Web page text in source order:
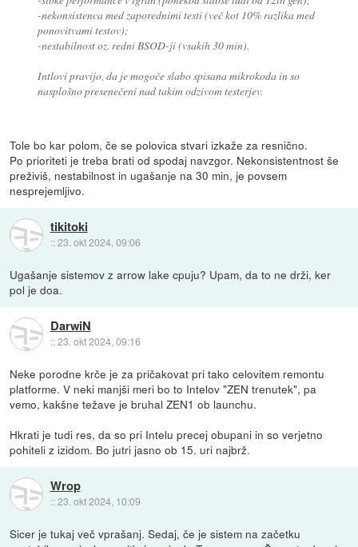
-nekonsistenca med zaporednimi testi (več kot 10% razlika med
ponovitvami testov);
-nestabilnost oz. redni BSOD-ji (vsakih 30 min).
Intlovi pravijo, da je mogoče slabo spisana mikrokoda in so
nasplošno presenečeni nad takim odzivom testerjev.
Tole bo kar polom, če se polovica stvari izkaže za resnično.
Po prioriteti je treba brati od spodaj navzgor. Nekonsistentnost še
preživiš, nestabilnost in ugašanje na 30 min, je povsem
nesprejemljivo.
tikitoki
::23. okt 2024, 09:06
Ugašanje sistemov z arrow lake cpuju? Upam, da to ne drži, ker
pol je doa.
DarwiN
::23. okt 2024, 09:16
Neke porodne krče je za pričakovat pri tako celovitem remontu
platforme. V neki manjši meri bo to Intelov "ZEN trenutek", pa
vemo, kakšne težave je bruhal ZEN1 ob launchu.
Hkrati je tudi res, da so pri Intelu precej obupani in so verjetno
pohiteli z izidom. Bo jutri jasno ob 15. uri najbrž.
Wrop
::23. okt 2024, 10:09
Sicer je tukaj več vprašanj. Sedaj, če je sistem na začetku